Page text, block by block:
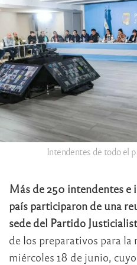
Intendentes de todo el
Más de 250 intendentes e
país participaron de una
sede del Partido
de los preparativos para
miércoles 18 de junio,